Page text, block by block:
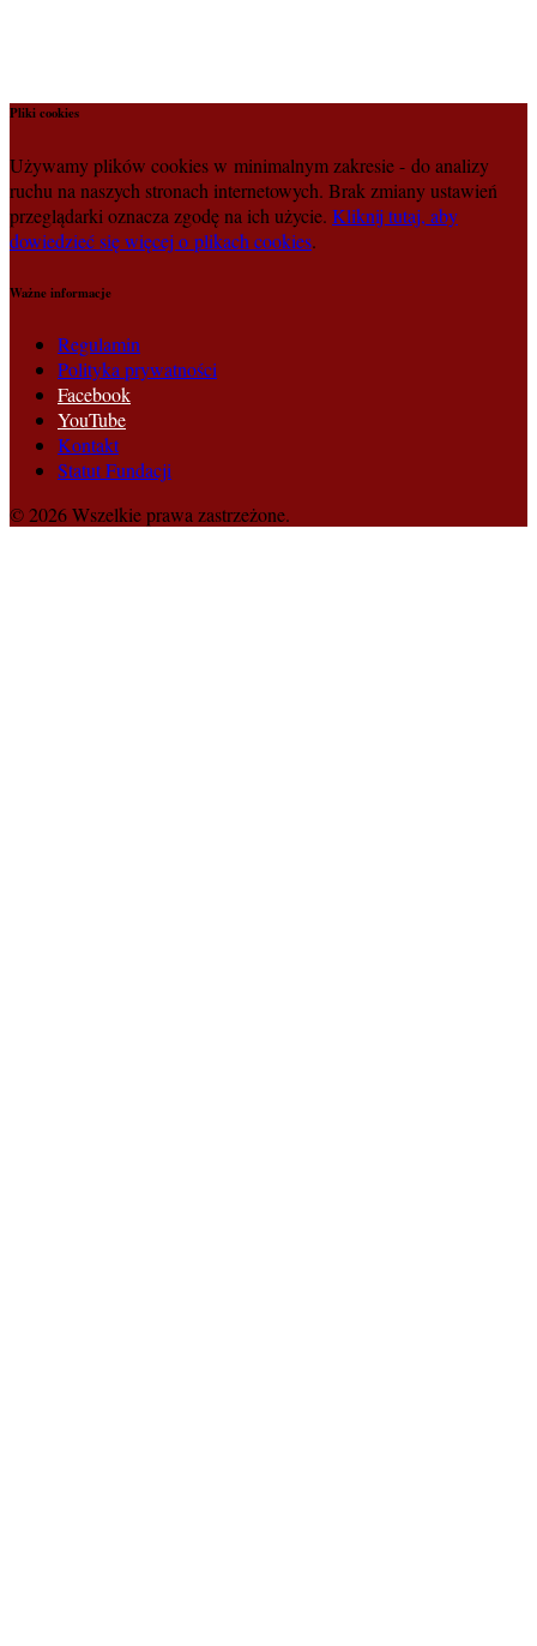
Pliki cookies
Używamy plików cookies w minimalnym zakresie - do analizy
ruchu na naszych stronach internetowych. Brak zmiany ustawień
przeglądarki oznacza zgodę na ich użycie. Kliknij tutaj, aby
dowiedzieć się więcej o plikach cookies.
Ważne informacje
Regulamin
Polityka prywatności
Facebook
YouTube
Kontakt
Statut Fundacji
© 2026 Wszelkie prawa zastrzeżone.